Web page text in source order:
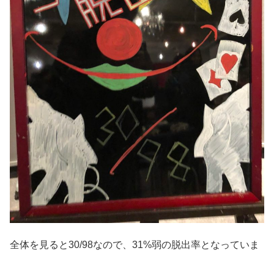
全体を見ると30/98なので、31%弱の脱出率となっていま